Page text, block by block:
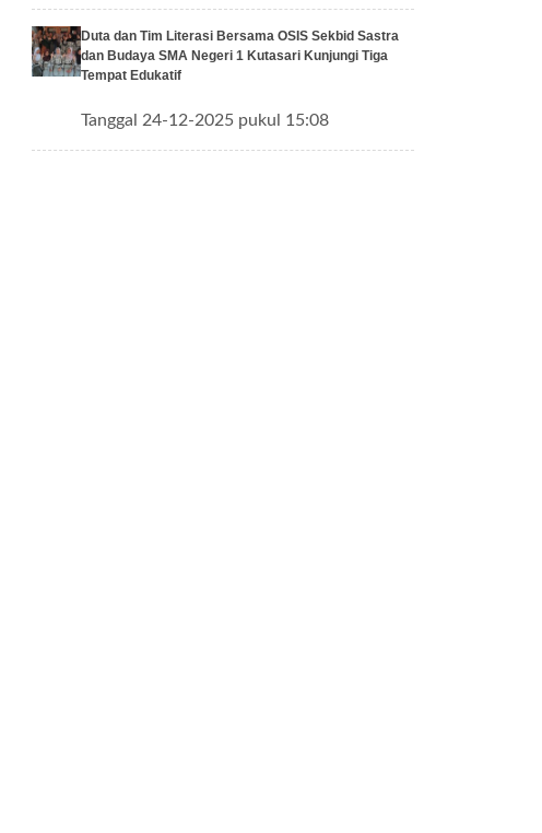
Duta dan Tim Literasi Bersama OSIS Sekbid Sastra
dan Budaya SMA Negeri 1 Kutasari Kunjungi Tiga
Tempat Edukatif
Tanggal 24-12-2025 pukul 15:08